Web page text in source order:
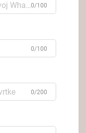
0/100
0/100
0/200